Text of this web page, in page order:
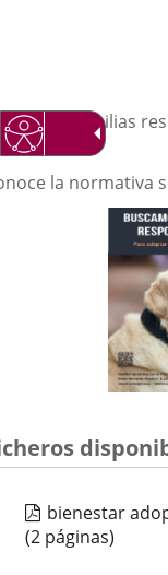
familias
la normativa
bienestar
(2 páginas)